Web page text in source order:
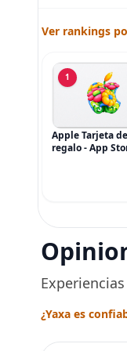
Ver rankings
1
Apple Tarjeta de
regalo - App
¿Yaxa es